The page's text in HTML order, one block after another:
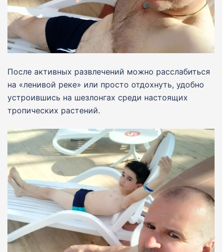
После активных развлечений можно расслабиться
на «ленивой реке» или просто отдохнуть, удобно
устроившись на шезлонгах среди настоящих
тропических растений.